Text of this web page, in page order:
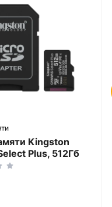
Kingston
Plus, 512Гб